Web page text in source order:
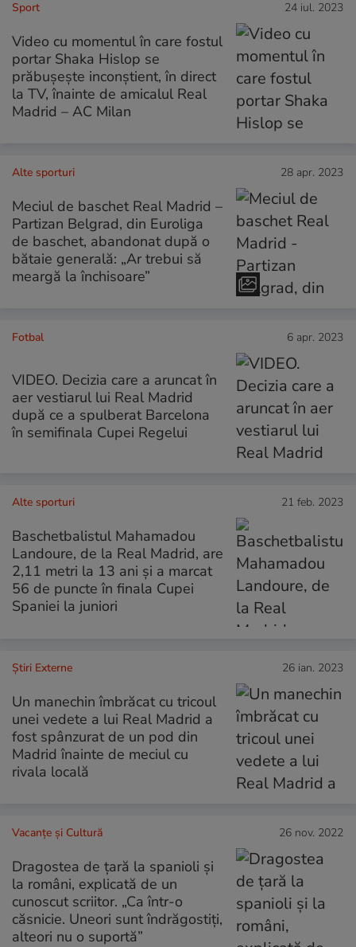
Sport 24 iul. 2023
Video cu momentul în care fostul
portar Shaka Hislop se
prăbușește inconștient, în direct
la TV, înainte de amicalul Real
Madrid – AC Milan
Alte sporturi 28 apr. 2023
Meciul de baschet Real Madrid –
Partizan Belgrad, din Euroliga
de baschet, abandonat după o
bătaie generală: „Ar trebui să
meargă la închisoare”
Fotbal 6 apr. 2023
VIDEO. Decizia care a aruncat în
aer vestiarul lui Real Madrid
după ce a spulberat Barcelona
în semifinala Cupei Regelui
Alte sporturi 21 feb. 2023
Baschetbalistul Mahamadou
Landoure, de la Real Madrid, are
2,11 metri la 13 ani și a marcat
56 de puncte în finala Cupei
Spaniei la juniori
Știri Externe 26 ian. 2023
Un manechin îmbrăcat cu tricoul
unei vedete a lui Real Madrid a
fost spânzurat de un pod din
Madrid înainte de meciul cu
rivala locală
Vacanțe și Cultură 26 nov. 2022
Dragostea de țară la spanioli și
la români, explicată de un
cunoscut scriitor. „Ca într-o
căsnicie. Uneori sunt îndrăgostiți,
alteori nu o suportă”